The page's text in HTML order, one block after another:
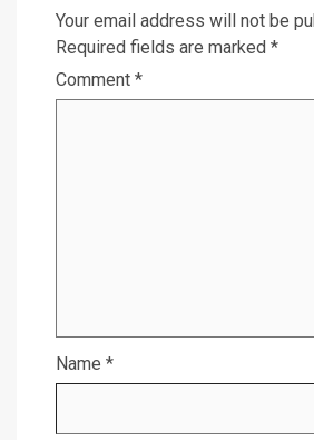
Your email address will not be
Required fields are marked *
Comment *
Name *